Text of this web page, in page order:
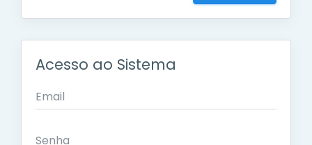
Acesso ao Sistema